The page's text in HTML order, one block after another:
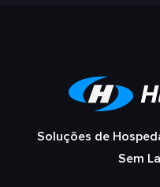
Soluções de
Sem